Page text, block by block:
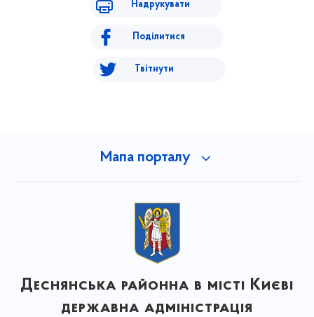
Надрукувати
Поділитися
Твітнути
Мапа порталу
Деснянська районна в місті Києві
державна адміністрація